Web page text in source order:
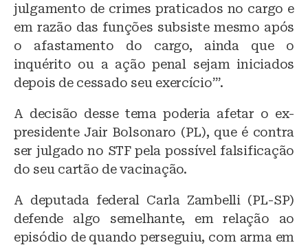
julgamento de crimes praticados no cargo e
em razão das funções subsiste mesmo após
o afastamento do cargo, ainda que o
inquérito ou a ação penal sejam iniciados
depois de cessado seu exercício’”.
A decisão desse tema poderia afetar o ex-
presidente Jair Bolsonaro (PL), que é contra
ser julgado no STF pela possível falsificação
do seu cartão de vacinação.
A deputada federal Carla Zambelli (PL-SP)
defende algo semelhante, em relação ao
episódio de quando perseguiu, com arma em